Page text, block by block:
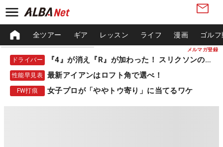
メルマガ登録
全ツアー ギア レッスン ライフ 漫画 ゴル
ドライバー 『4』が消え『R』が加わった！ スリクソンの新作
性能早見表 最新アイアンはロフト角で選べ！
FW打痕 女子プロが「ややトウ寄り」に当てるワケ